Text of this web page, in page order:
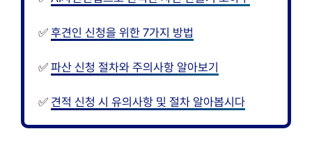
✅ 후견인 신청을 위한 7가지 방법
✅ 파산 신청 절차와 주의사항 알아보기
✅ 견적 신청 시 유의사항 및 절차 알아봅시다